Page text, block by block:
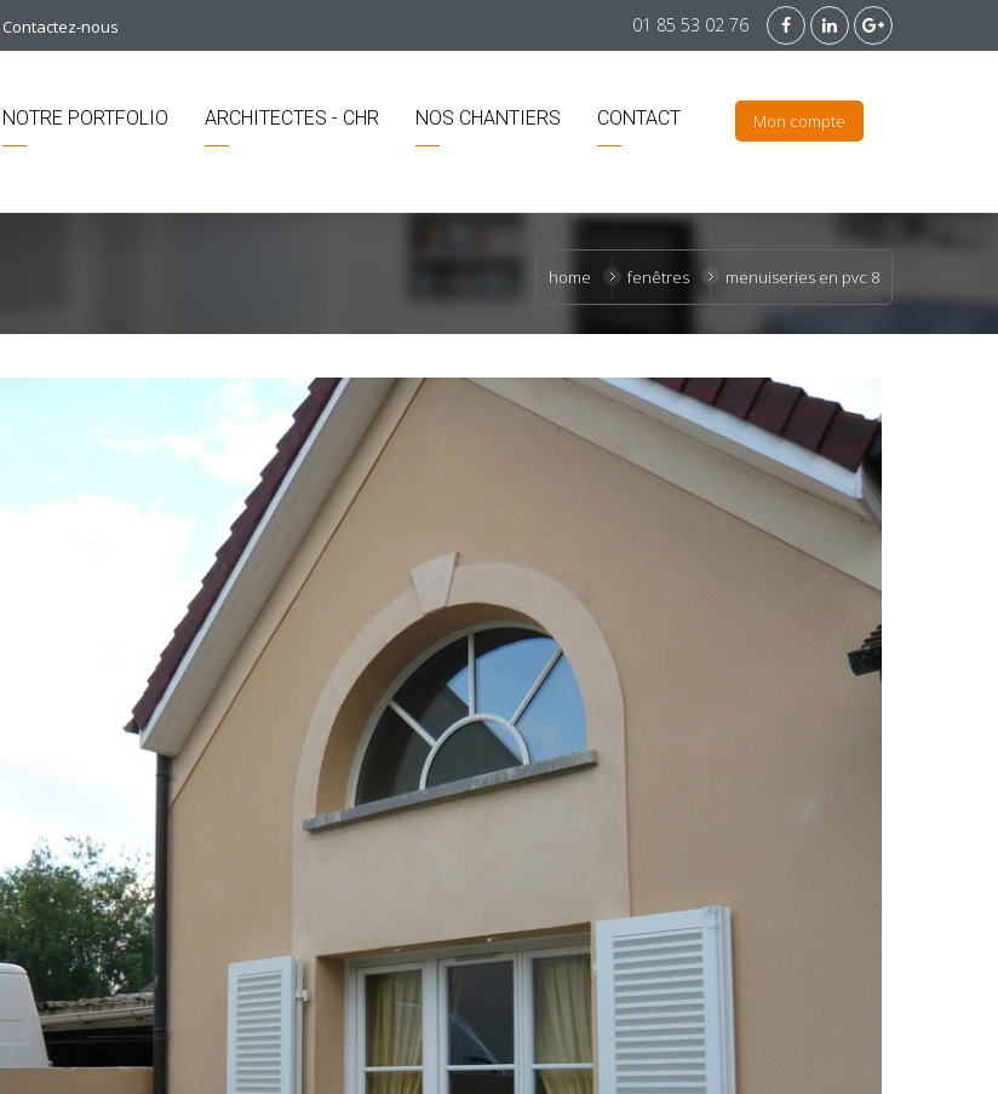
Contactez-nous 01 85 53 02 76
NOTRE PORTFOLIO ARCHITECTES - CHR NOS CHANTIERS CONTACT Mon compte
home fenêtres menuiseries en pvc 8